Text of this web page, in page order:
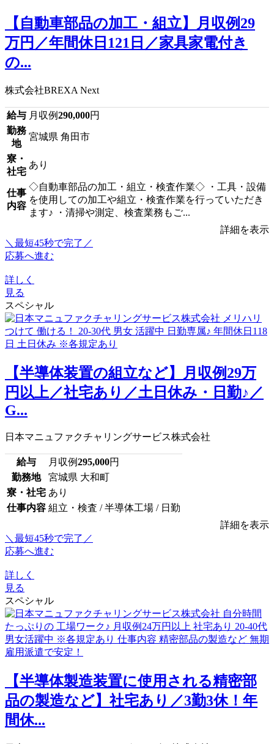
【自動車部品の加工・組立】月収例29
万円／年間休日121日／家具家電付き
の...
株式会社BREXA Next
給与 月収例290,000円
勤務
地
宮城県 角田市
寮・
社宅
あり
仕事
内容
◇自動車部品の加工・組立・検査作業◇ ・工具・設備
を使用しての加工や組立・検査作業を行っていただき
ます♪ ・清掃や測定、検査業務もご...
詳細を表示
＼最短45秒で完了／
応募へ進む
詳しく
見る
スペシャル
【半導体装置の組立など】月収例29万
円以上／社宅あり／土日休み・日勤♪／
G...
日本マニュファクチャリングサービス株式会社
給与 月収例295,000円
勤務地
宮城県 大和町
寮・社宅 あり
仕事内容 組立・検査 / 半導体工場 / 日勤
詳細を表示
＼最短45秒で完了／
応募へ進む
詳しく
見る
スペシャル
【半導体製造装置に使用される精密部
品の製造など】社宅あり／3勤3休！年
間休...